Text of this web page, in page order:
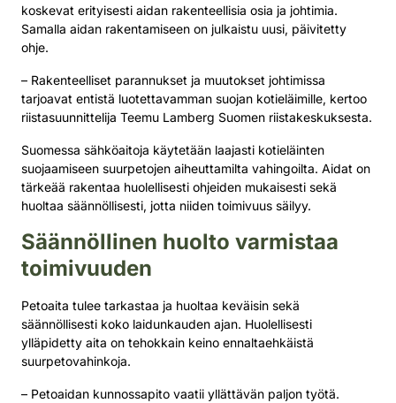
koskevat erityisesti aidan rakenteellisia osia ja johtimia.
Samalla aidan rakentamiseen on julkaistu uusi, päivitetty
ohje.
– Rakenteelliset parannukset ja muutokset johtimissa
tarjoavat entistä luotettavamman suojan kotieläimille, kertoo
riistasuunnittelija Teemu Lamberg Suomen riistakeskuksesta.
Suomessa sähköaitoja käytetään laajasti kotieläinten
suojaamiseen suurpetojen aiheuttamilta vahingoilta. Aidat on
tärkeää rakentaa huolellisesti ohjeiden mukaisesti sekä
huoltaa säännöllisesti, jotta niiden toimivuus säilyy.
Säännöllinen huolto varmistaa
toimivuuden
Petoaita tulee tarkastaa ja huoltaa keväisin sekä
säännöllisesti koko laidunkauden ajan. Huolellisesti
ylläpidetty aita on tehokkain keino ennaltaehkäistä
suurpetovahinkoja.
– Petoaidan kunnossapito vaatii yllättävän paljon työtä.